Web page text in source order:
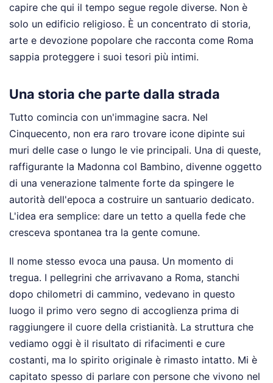
capire che qui il tempo segue regole diverse. Non è
solo un edificio religioso. È un concentrato di storia,
arte e devozione popolare che racconta come Roma
sappia proteggere i suoi tesori più intimi.
Una storia che parte dalla strada
Tutto comincia con un'immagine sacra. Nel
Cinquecento, non era raro trovare icone dipinte sui
muri delle case o lungo le vie principali. Una di queste,
raffigurante la Madonna col Bambino, divenne oggetto
di una venerazione talmente forte da spingere le
autorità dell'epoca a costruire un santuario dedicato.
L'idea era semplice: dare un tetto a quella fede che
cresceva spontanea tra la gente comune.
Il nome stesso evoca una pausa. Un momento di
tregua. I pellegrini che arrivavano a Roma, stanchi
dopo chilometri di cammino, vedevano in questo
luogo il primo vero segno di accoglienza prima di
raggiungere il cuore della cristianità. La struttura che
vediamo oggi è il risultato di rifacimenti e cure
costanti, ma lo spirito originale è rimasto intatto. Mi è
capitato spesso di parlare con persone che vivono nel